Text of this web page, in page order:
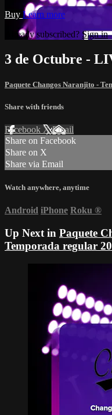
Buy Learn more
Already subscribed? Sign in
3 de Octubre -
Paquete Changos Naranjito -
Share with friends
Facebook XEmail
Share on Facebook
Share on X
Share via Email
Watch anywhere, anytime
Android iPhone Roku ®
Up Next in Paquete
Temporada regular